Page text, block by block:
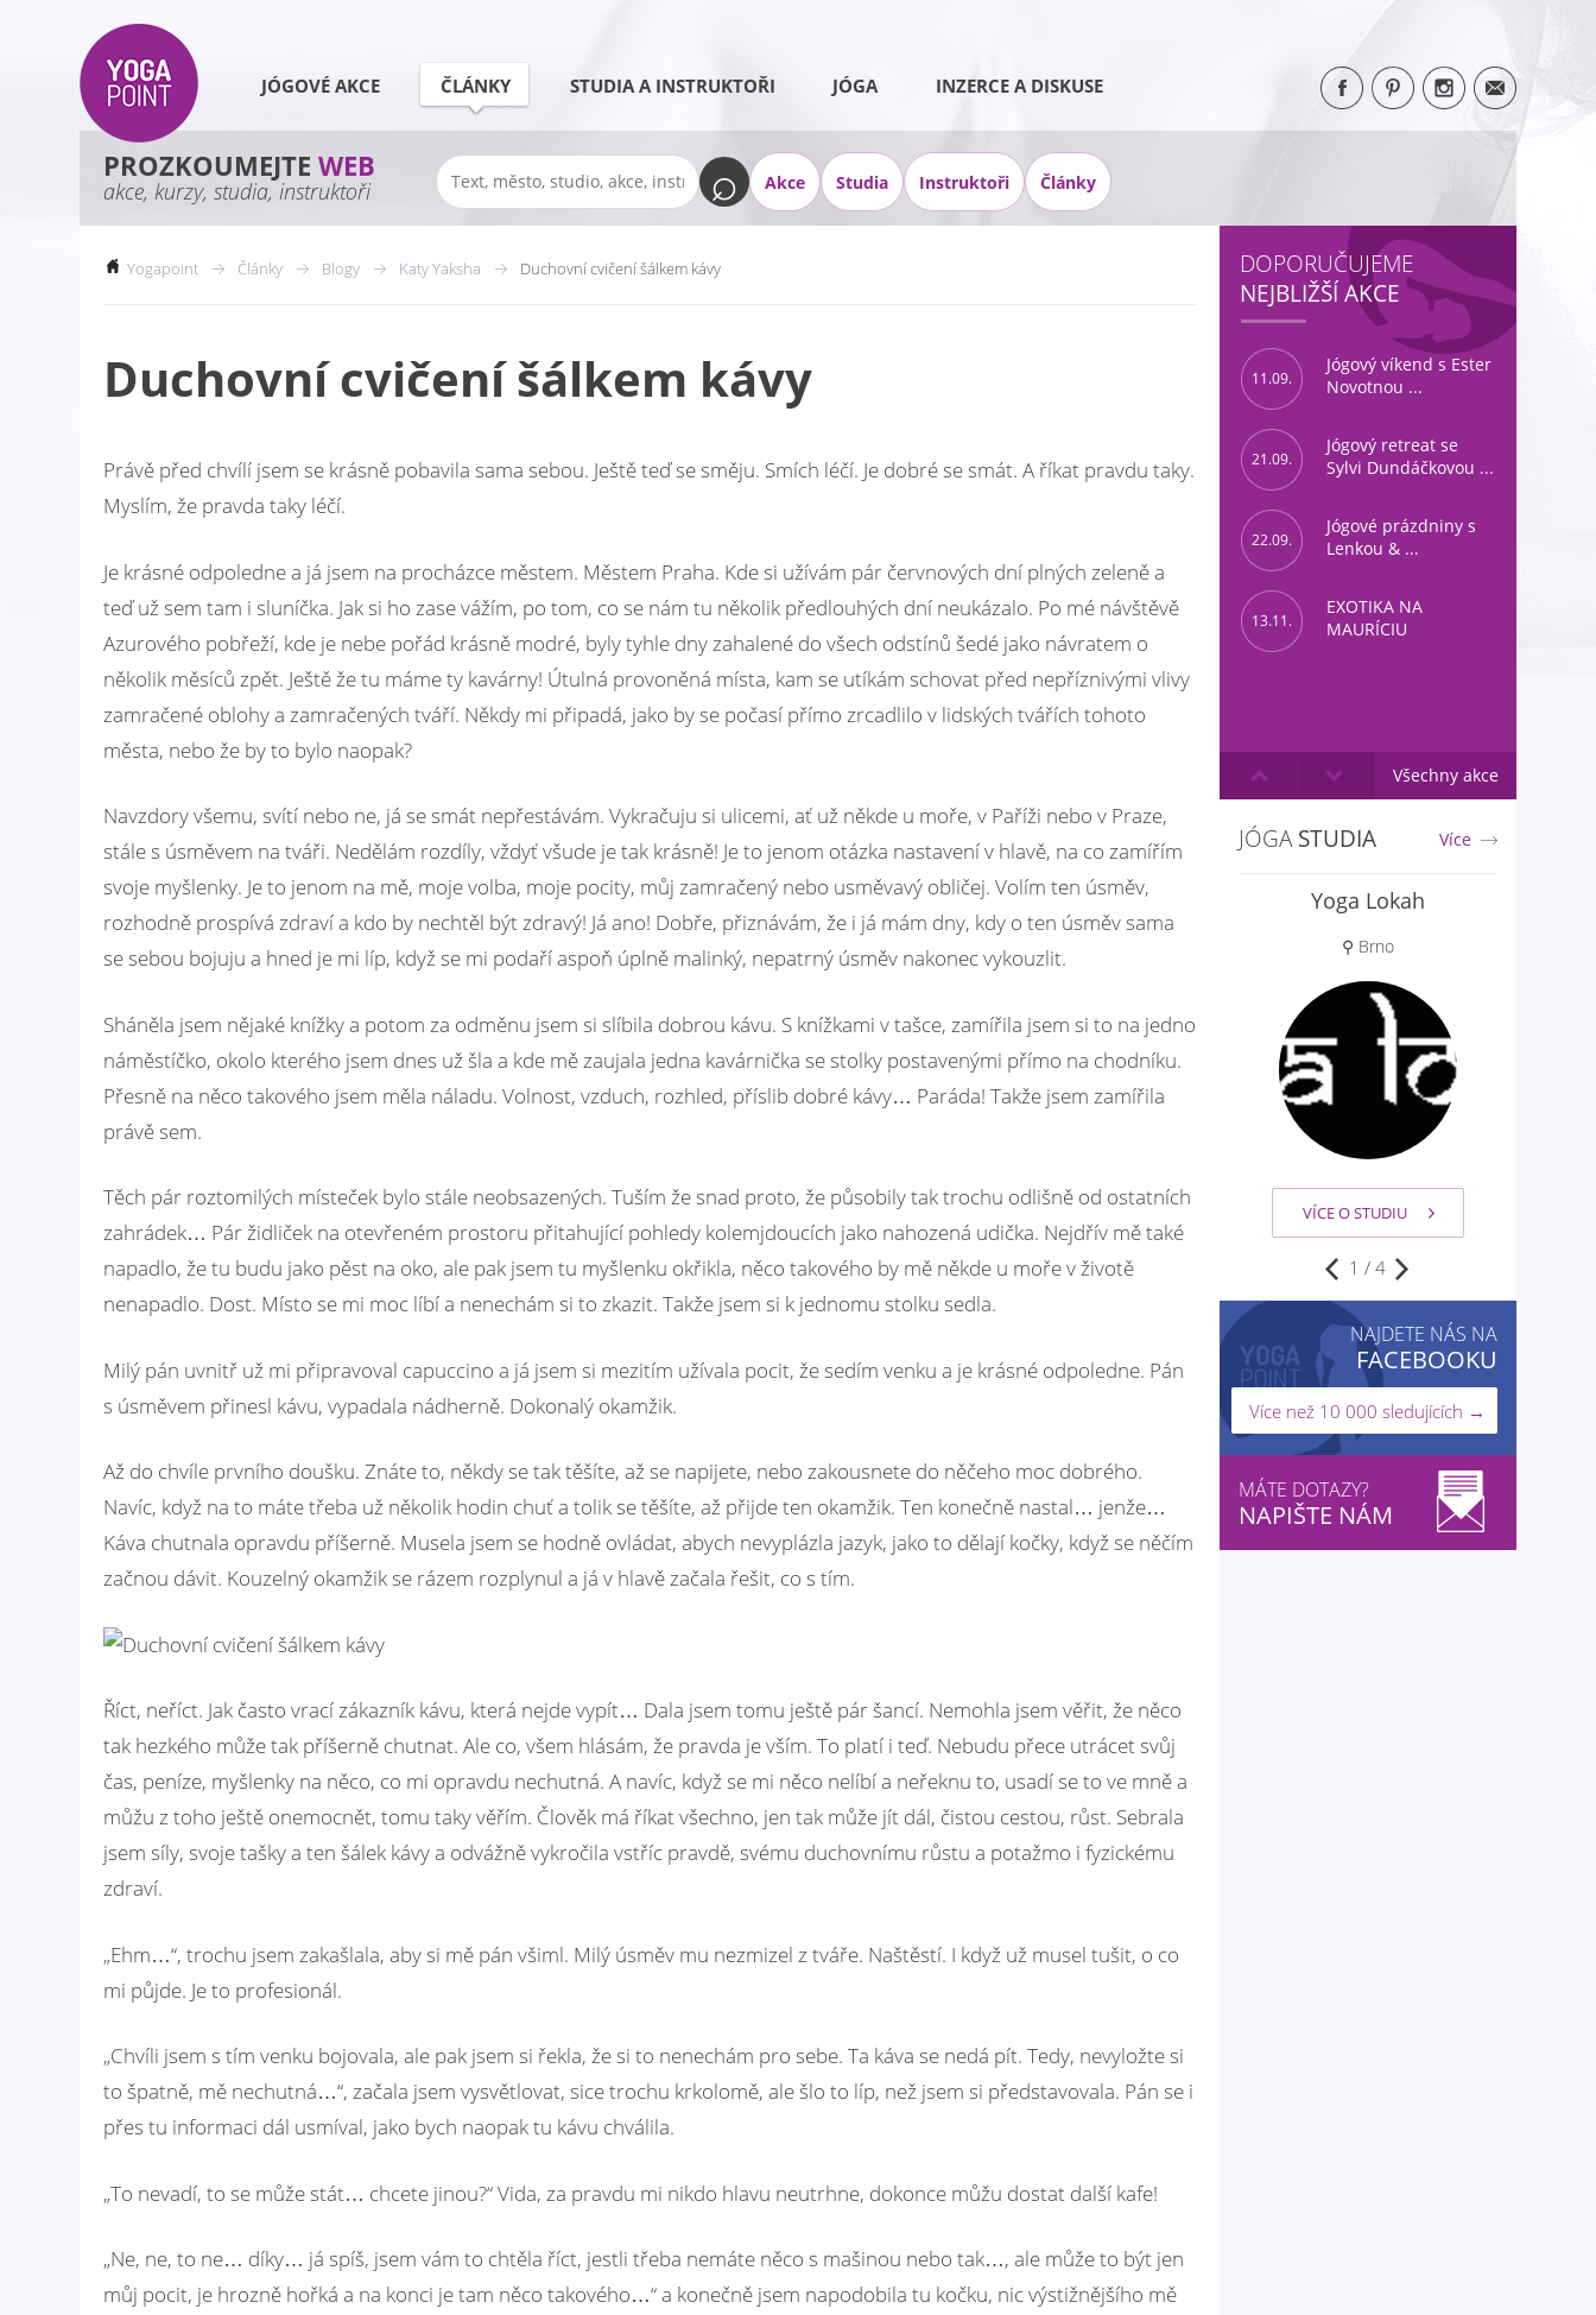
JÓGOVÉ AKCE ČLÁNKY STUDIA A INSTRUKTOŘI JÓGA INZERCE A DISKUSE
PROZKOUMEJTE WEB
akce, kurzy, studia, instruktoři Akce Studia Instruktoři Články
Yogapoint Články Blogy Katy Yaksha Duchovní cvičení šálkem kávy
Duchovní cvičení šálkem kávy
Právě před chvílí jsem se krásně pobavila sama sebou. Ještě teď se směju. Smích léčí. Je dobré se smát. A říkat pravdu taky.
Myslím, že pravda taky léčí.
Je krásné odpoledne a já jsem na procházce městem. Městem Praha. Kde si užívám pár červnových dní plných zeleně a
teď už sem tam i sluníčka. Jak si ho zase vážím, po tom, co se nám tu několik předlouhých dní neukázalo. Po mé návštěvě
Azurového pobřeží, kde je nebe pořád krásně modré, byly tyhle dny zahalené do všech odstínů šedé jako návratem o
několik měsíců zpět. Ještě že tu máme ty kavárny! Útulná provoněná místa, kam se utíkám schovat před nepříznivými vlivy
zamračené oblohy a zamračených tváří. Někdy mi připadá, jako by se počasí přímo zrcadlilo v lidských tvářích tohoto
města, nebo že by to bylo naopak?
Navzdory všemu, svítí nebo ne, já se smát nepřestávám. Vykračuju si ulicemi, ať už někde u moře, v Paříži nebo v Praze,
stále s úsměvem na tváři. Nedělám rozdíly, vždyť všude je tak krásně! Je to jenom otázka nastavení v hlavě, na co zamířím
svoje myšlenky. Je to jenom na mě, moje volba, moje pocity, můj zamračený nebo usměvavý obličej. Volím ten úsměv,
rozhodně prospívá zdraví a kdo by nechtěl být zdravý! Já ano! Dobře, přiznávám, že i já mám dny, kdy o ten úsměv sama
se sebou bojuju a hned je mi líp, když se mi podaří aspoň úplně malinký, nepatrný úsměv nakonec vykouzlit.
Sháněla jsem nějaké knížky a potom za odměnu jsem si slíbila dobrou kávu. S knížkami v tašce, zamířila jsem si to na jedno
náměstíčko, okolo kterého jsem dnes už šla a kde mě zaujala jedna kavárnička se stolky postavenými přímo na chodníku.
Přesně na něco takového jsem měla náladu. Volnost, vzduch, rozhled, příslib dobré kávy… Paráda! Takže jsem zamířila
právě sem.
Těch pár roztomilých místeček bylo stále neobsazených. Tuším že snad proto, že působily tak trochu odlišně od ostatních
zahrádek… Pár židliček na otevřeném prostoru přitahující pohledy kolemjdoucích jako nahozená udička. Nejdřív mě také
napadlo, že tu budu jako pěst na oko, ale pak jsem tu myšlenku okřikla, něco takového by mě někde u moře v životě
nenapadlo. Dost. Místo se mi moc líbí a nenechám si to zkazit. Takže jsem si k jednomu stolku sedla.
Milý pán uvnitř už mi připravoval capuccino a já jsem si mezitím užívala pocit, že sedím venku a je krásné odpoledne. Pán
s úsměvem přinesl kávu, vypadala nádherně. Dokonalý okamžik.
Až do chvíle prvního doušku. Znáte to, někdy se tak těšíte, až se napijete, nebo zakousnete do něčeho moc dobrého.
Navíc, když na to máte třeba už několik hodin chuť a tolik se těšíte, až přijde ten okamžik. Ten konečně nastal… jenže…
Káva chutnala opravdu příšerně. Musela jsem se hodně ovládat, abych nevyplázla jazyk, jako to dělají kočky, když se něčím
začnou dávit. Kouzelný okamžik se rázem rozplynul a já v hlavě začala řešit, co s tím.
Říct, neříct. Jak často vrací zákazník kávu, která nejde vypít… Dala jsem tomu ještě pár šancí. Nemohla jsem věřit, že něco
tak hezkého může tak příšerně chutnat. Ale co, všem hlásám, že pravda je vším. To platí i teď. Nebudu přece utrácet svůj
čas, peníze, myšlenky na něco, co mi opravdu nechutná. A navíc, když se mi něco nelíbí a neřeknu to, usadí se to ve mně a
můžu z toho ještě onemocnět, tomu taky věřím. Člověk má říkat všechno, jen tak může jít dál, čistou cestou, růst. Sebrala
jsem síly, svoje tašky a ten šálek kávy a odvážně vykročila vstříc pravdě, svému duchovnímu růstu a potažmo i fyzickému
zdraví.
„Ehm…“, trochu jsem zakašlala, aby si mě pán všiml. Milý úsměv mu nezmizel z tváře. Naštěstí. I když už musel tušit, o co
mi půjde. Je to profesionál.
„Chvíli jsem s tím venku bojovala, ale pak jsem si řekla, že si to nenechám pro sebe. Ta káva se nedá pít. Tedy, nevyložte si
to špatně, mě nechutná…“, začala jsem vysvětlovat, sice trochu krkolomě, ale šlo to líp, než jsem si představovala. Pán se i
přes tu informaci dál usmíval, jako bych naopak tu kávu chválila.
„To nevadí, to se může stát… chcete jinou?“ Vida, za pravdu mi nikdo hlavu neutrhne, dokonce můžu dostat další kafe!
„Ne, ne, to ne… díky… já spíš, jsem vám to chtěla říct, jestli třeba nemáte něco s mašinou nebo tak…, ale může to být jen
můj pocit, je hrozně hořká a na konci je tam něco takového…“ a konečně jsem napodobila tu kočku, nic výstižnějšího mě
DOPORUČUJEME
NEJBLIŽŠÍ AKCE
11.09.
Jógový víkend s Ester
Novotnou ...
21.09.
Jógový retreat se
Sylvi Dundáčkovou ...
22.09.
Jógové prázdniny s
Lenkou & ...
13.11.
EXOTIKA NA
MAURÍCIU
Všechny akce
JÓGASTUDIA Více
Yogaspace Praha
⚲ Praha 5
VÍCE O STUDIU
2 / 4
NAJDETE NÁS NA
FACEBOOKU
Více než 10 000 sledujících →
MÁTE DOTAZY?
NAPIŠTE NÁM